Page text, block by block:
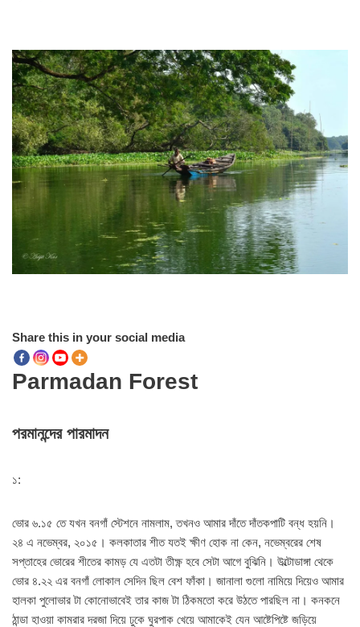
Share this in your social media
Parmadan Forest
পরমানন্দের পারমাদন
১:
ভোর ৬.১৫ তে যখন বনগাঁ স্টেশনে নামলাম, তখনও আমার দাঁতে দাঁতকপাটি বন্ধ হয়নি।
২৪ এ নভেম্বর, ২০১৫। কলকাতার শীত যতই ক্ষীণ হোক না কেন, নভেম্বরের শেষ
সপ্তাহের ভোরের শীতের কামড় যে এতটা তীক্ষ্ণ হবে সেটা আগে বুঝিনি। উল্টোডাঙ্গা থেকে
ভোর ৪.২২ এর বনগাঁ লোকাল সেদিন ছিল বেশ ফাঁকা। জানালা গুলো নামিয়ে দিয়েও আমার
হালকা পুলোভার টা কোনোভাবেই তার কাজ টা ঠিকমতো করে উঠতে পারছিল না। কনকনে
ঠান্ডা হাওয়া কামরার দরজা দিয়ে ঢুকে ঘুরপাক খেয়ে আমাকেই যেন আষ্টেপিষ্টে জড়িয়ে